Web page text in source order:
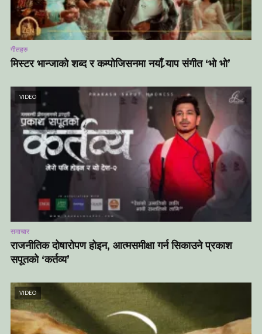
गीतहरु
मिस्टर भान्जाको शब्द र कम्पोजिसनमा नयाँ र्‍याप संगीत ‘भो भो’
VIDEO
समाचार
राजनीतिक दोषारोपण होइन, आत्मसमीक्षा गर्न सिकाउने प्रकाश
सपूतको ‘कर्तव्य’
VIDEO